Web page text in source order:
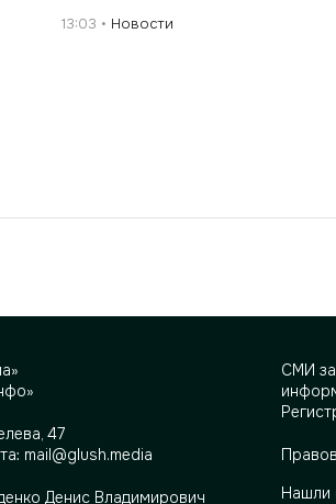
13:03 Новости
47
mail@glush.media
Денис Владимирович
СМИ
Нашли